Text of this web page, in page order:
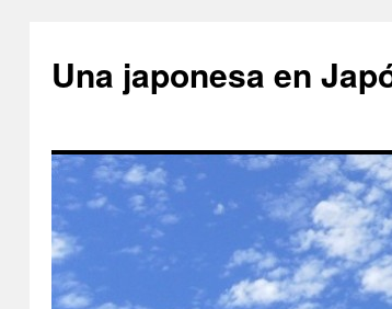
Una japonesa en